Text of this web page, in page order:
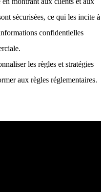
sécurisées, ce qui les incite à
confidentielles
les règles et stratégies
aux règles réglementaires.